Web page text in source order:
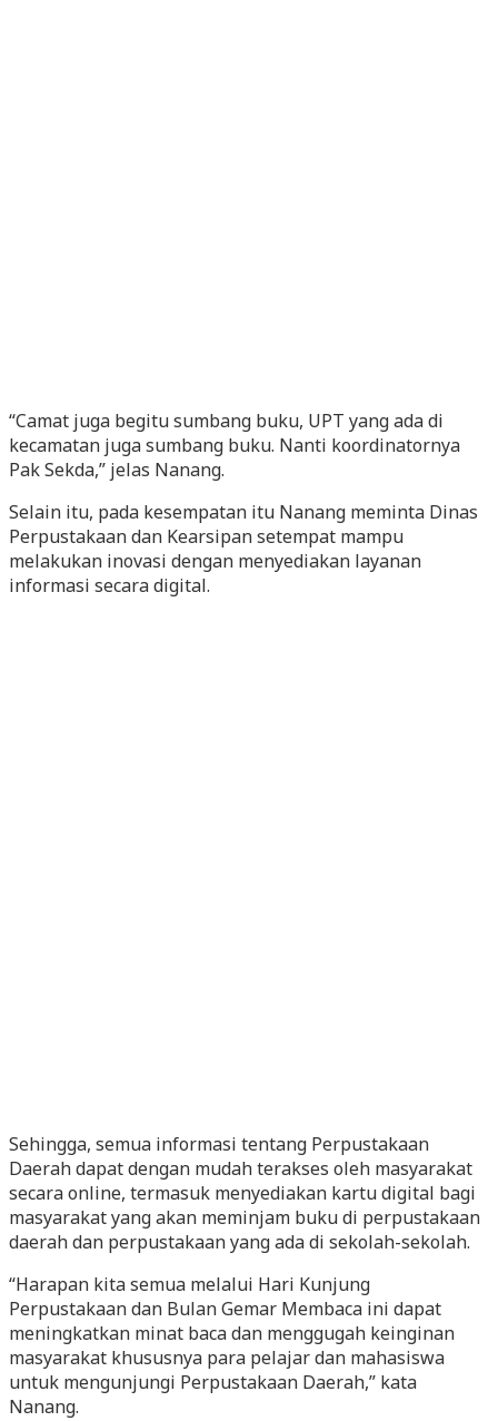
“Camat juga begitu sumbang buku, UPT yang ada di
kecamatan juga sumbang buku. Nanti koordinatornya
Pak Sekda,” jelas Nanang.
Selain itu, pada kesempatan itu Nanang meminta Dinas
Perpustakaan dan Kearsipan setempat mampu
melakukan inovasi dengan menyediakan layanan
informasi secara digital.
Sehingga, semua informasi tentang Perpustakaan
Daerah dapat dengan mudah terakses oleh masyarakat
secara online, termasuk menyediakan kartu digital bagi
masyarakat yang akan meminjam buku di perpustakaan
daerah dan perpustakaan yang ada di sekolah-sekolah.
“Harapan kita semua melalui Hari Kunjung
Perpustakaan dan Bulan Gemar Membaca ini dapat
meningkatkan minat baca dan menggugah keinginan
masyarakat khususnya para pelajar dan mahasiswa
untuk mengunjungi Perpustakaan Daerah,” kata
Nanang.